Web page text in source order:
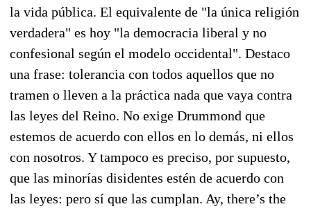
la vida pública. El equivalente de "la única religión
verdadera" es hoy "la democracia liberal y no
confesional según el modelo occidental". Destaco
una frase: tolerancia con todos aquellos que no
tramen o lleven a la práctica nada que vaya contra
las leyes del Reino. No exige Drummond que
estemos de acuerdo con ellos en lo demás, ni ellos
con nosotros. Y tampoco es preciso, por supuesto,
que las minorías disidentes estén de acuerdo con
las leyes: pero sí que las cumplan. Ay, there’s the